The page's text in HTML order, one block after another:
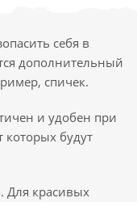
себя в
дополнительный
спичек.
и удобен при
которых будут
Для красивых